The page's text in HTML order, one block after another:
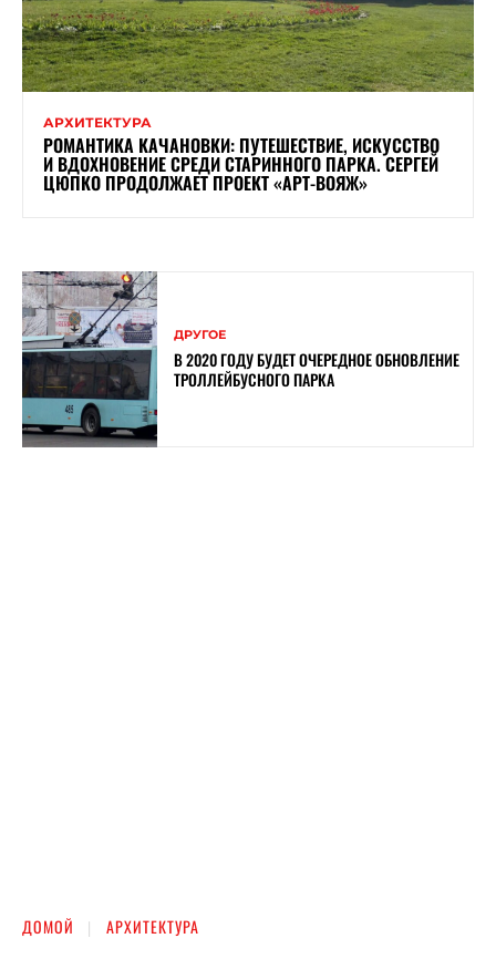
АРХИТЕКТУРА
РОМАНТИКА КАЧАНОВКИ: ПУТЕШЕСТВИЕ, ИСКУССТВО
И ВДОХНОВЕНИЕ СРЕДИ СТАРИННОГО ПАРКА. СЕРГЕЙ
ЦЮПКО ПРОДОЛЖАЕТ ПРОЕКТ «АРТ-ВОЯЖ»
ДРУГОЕ
В 2020 ГОДУ БУДЕТ ОЧЕРЕДНОЕ ОБНОВЛЕНИЕ
ТРОЛЛЕЙБУСНОГО ПАРКА